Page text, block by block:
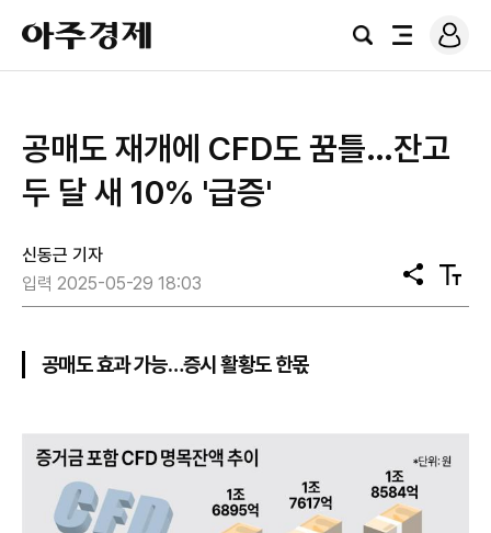
아
주
경
검
전
로
그
공매도 재개에 CFD도 꿈틀…잔고
두 달 새 10% '급증'
신동근 기자
입력 2025-05-29 18:03
공
유
텍
스
공매도 효과 가능…증시 활황도 한몫